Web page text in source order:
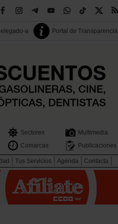
a Portal de Transparencia
Sectores
Multimedia
Comarcas Publicaciones
Tus Servicios Agenda Contacta